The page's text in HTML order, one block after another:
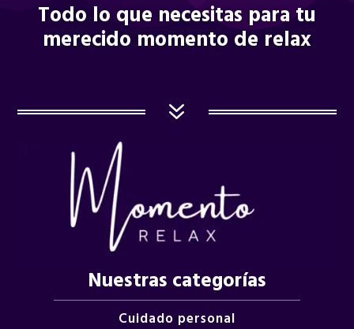
Todo lo que necesitas para tu
merecido momento de relax
7
Nuestras categorías
Cuidado personal